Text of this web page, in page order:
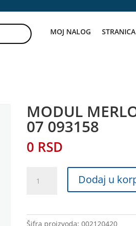
MOJ NALOG
MODUL
07 093158
0 RSD
MERLONI
07
Dodaj u
Šifra proizvoda:002120420